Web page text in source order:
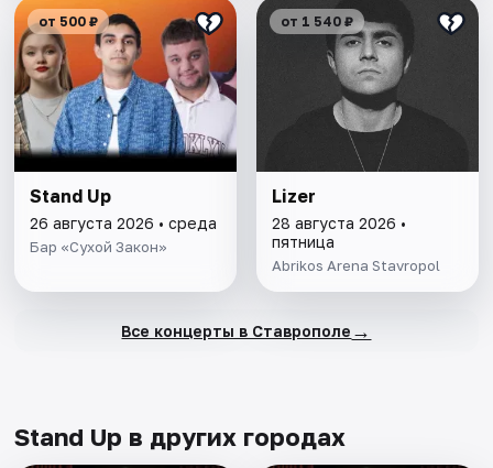
от 500 ₽
Stand Up
26 августа 2026 • среда
Бар «Сухой Закон»
от 1 540 ₽
Lizer
28 августа 2026 •
пятница
Abrikos Arena Stavropol
Все концерты в Ставрополе →
Stand Up в других городах